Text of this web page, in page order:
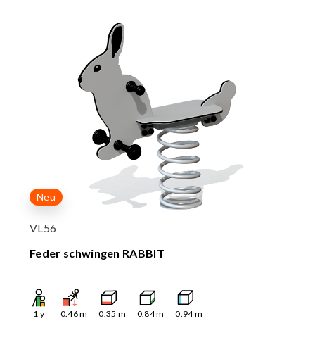
Neu
VL56
Feder schwingen RABBIT
1 y 0.46m 0.35 m 0.84m 0.94m